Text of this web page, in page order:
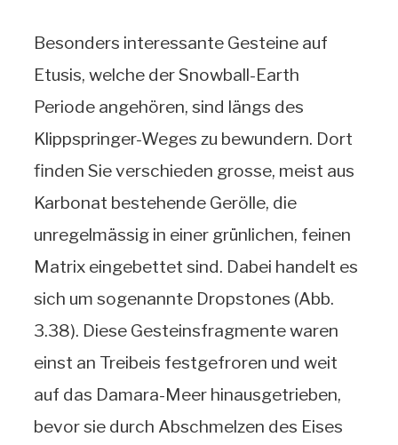
Besonders interessante Gesteine auf
Etusis, welche der Snowball-Earth
Periode angehören, sind längs des
Klippspringer-Weges zu bewundern. Dort
finden Sie verschieden grosse, meist aus
Karbonat bestehende Gerölle, die
unregelmässig in einer grünlichen, feinen
Matrix eingebettet sind. Dabei handelt es
sich um sogenannte Dropstones (Abb.
3.38). Diese Gesteinsfragmente waren
einst an Treibeis festgefroren und weit
auf das Damara-Meer hinausgetrieben,
bevor sie durch Abschmelzen des Eises